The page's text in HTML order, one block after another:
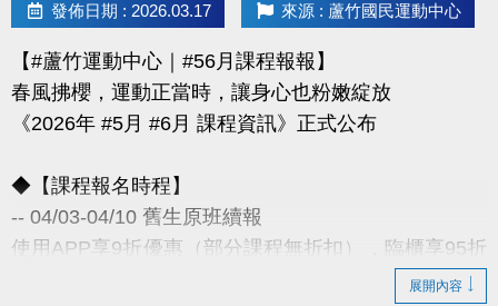
發佈日期 : 2026.03.17 來源 : 蘆竹國民運動中心
【#蘆竹運動中心｜#56月課程報報】
春風拂櫻，運動正當時，讓身心也粉嫩綻放
《2026年 #5月 #6月 課程資訊》正式公布
◆【課程報名時程】
-- 04/03-04/10 舊生原班續報
使用APP享9折優惠（部分課程無折扣），臨櫃享95折
展開內容